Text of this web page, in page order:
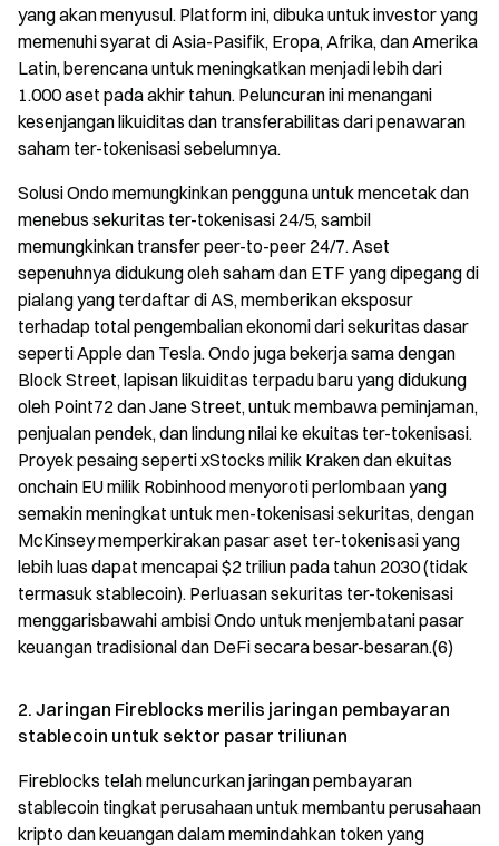
yang akan menyusul. Platform ini, dibuka untuk investor yang
memenuhi syarat di Asia-Pasifik, Eropa, Afrika, dan Amerika
Latin, berencana untuk meningkatkan menjadi lebih dari
1.000 aset pada akhir tahun. Peluncuran ini menangani
kesenjangan likuiditas dan transferabilitas dari penawaran
saham ter-tokenisasi sebelumnya.
Solusi Ondo memungkinkan pengguna untuk mencetak dan
menebus sekuritas ter-tokenisasi 24/5, sambil
memungkinkan transfer peer-to-peer 24/7. Aset
sepenuhnya didukung oleh saham dan ETF yang dipegang di
pialang yang terdaftar di AS, memberikan eksposur
terhadap total pengembalian ekonomi dari sekuritas dasar
seperti Apple dan Tesla. Ondo juga bekerja sama dengan
Block Street, lapisan likuiditas terpadu baru yang didukung
oleh Point72 dan Jane Street, untuk membawa peminjaman,
penjualan pendek, dan lindung nilai ke ekuitas ter-tokenisasi.
Proyek pesaing seperti xStocks milik Kraken dan ekuitas
onchain EU milik Robinhood menyoroti perlombaan yang
semakin meningkat untuk men-tokenisasi sekuritas, dengan
McKinsey memperkirakan pasar aset ter-tokenisasi yang
lebih luas dapat mencapai $2 triliun pada tahun 2030 (tidak
termasuk stablecoin). Perluasan sekuritas ter-tokenisasi
menggarisbawahi ambisi Ondo untuk menjembatani pasar
keuangan tradisional dan DeFi secara besar-besaran.(6)
2. Jaringan Fireblocks merilis jaringan pembayaran
stablecoin untuk sektor pasar triliunan
Fireblocks telah meluncurkan jaringan pembayaran
stablecoin tingkat perusahaan untuk membantu perusahaan
kripto dan keuangan dalam memindahkan token yang